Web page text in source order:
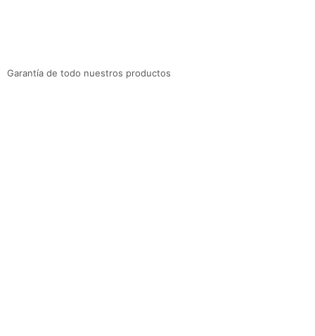
Garantía de todo nuestros productos